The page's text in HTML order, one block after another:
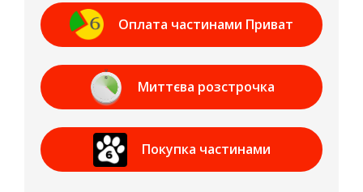
Оплата частинами Приват
Банк
Миттєва розстрочка
Приват Банк
Покупка частинами